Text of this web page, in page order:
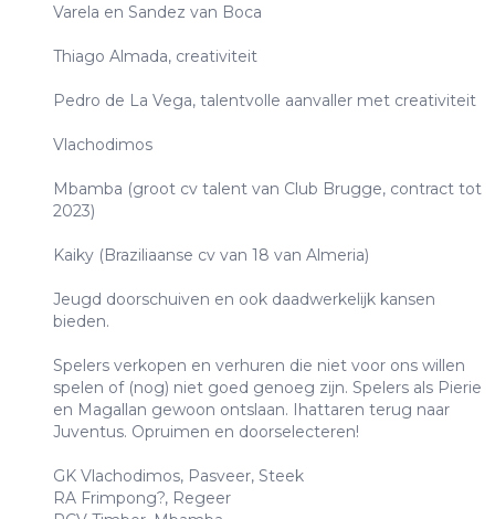
Varela en Sandez van Boca
Thiago Almada, creativiteit
Pedro de La Vega, talentvolle aanvaller met creativiteit
Vlachodimos
Mbamba (groot cv talent van Club Brugge, contract tot
2023)
Kaiky (Braziliaanse cv van 18 van Almeria)
Jeugd doorschuiven en ook daadwerkelijk kansen
bieden.
Spelers verkopen en verhuren die niet voor ons willen
spelen of (nog) niet goed genoeg zijn. Spelers als Pierie
en Magallan gewoon ontslaan. Ihattaren terug naar
Juventus. Opruimen en doorselecteren!
GK Vlachodimos, Pasveer, Steek
RA Frimpong?, Regeer